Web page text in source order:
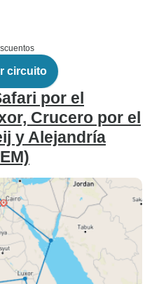
circuito
por el
Crucero por el
y Alejandría